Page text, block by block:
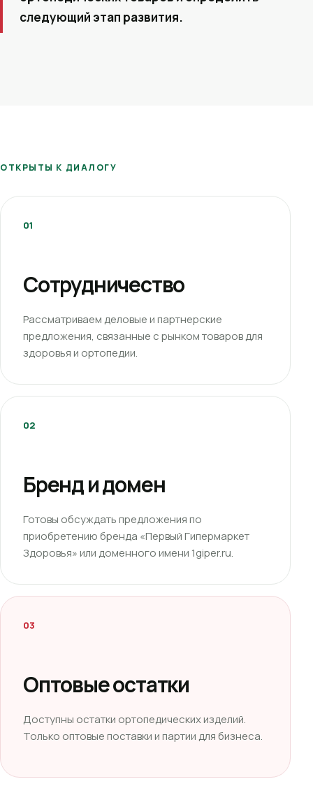
следующий этап развития.
ОТКРЫТЫ К ДИАЛОГУ
01
Сотрудничество
Рассматриваем деловые и партнерские
предложения, связанные с рынком товаров для
здоровья и ортопедии.
02
Бренд и домен
Готовы обсуждать предложения по
приобретению бренда «Первый Гипермаркет
Здоровья» или доменного имени 1giper.ru.
03
Оптовые остатки
Доступны остатки ортопедических изделий.
Только оптовые поставки и партии для бизнеса.